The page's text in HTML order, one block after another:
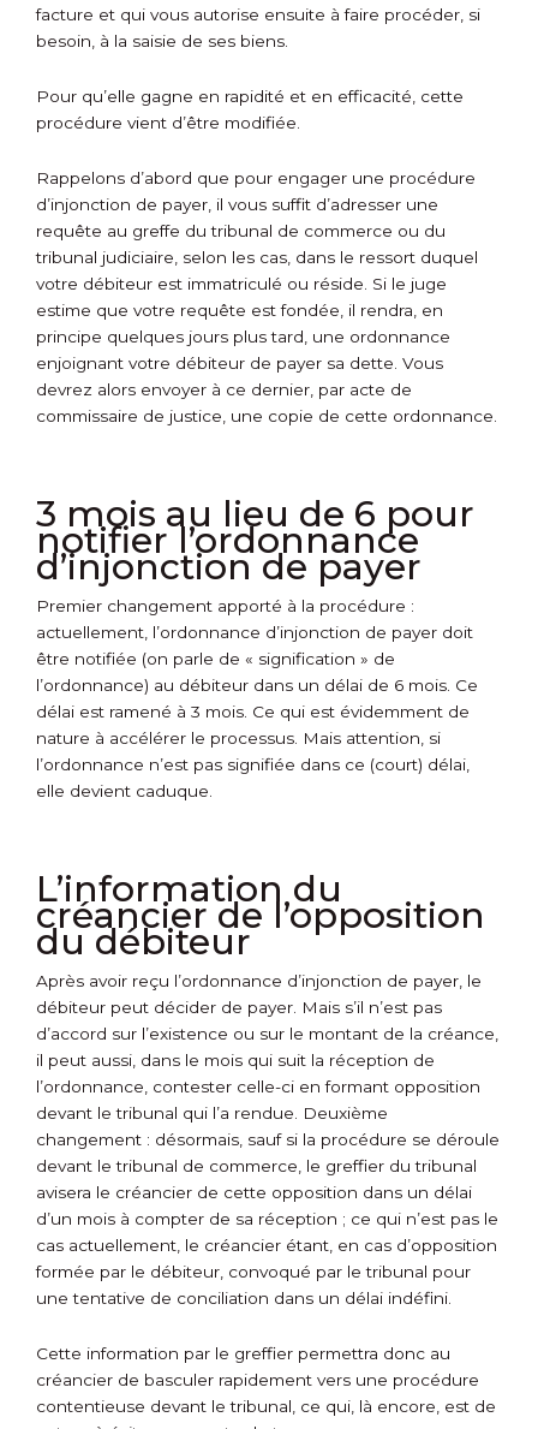
facture et qui vous autorise ensuite à faire procéder, si
besoin, à la saisie de ses biens.
Pour qu’elle gagne en rapidité et en efficacité, cette
procédure vient d’être modifiée.
Rappelons d’abord que pour engager une procédure
d’injonction de payer, il vous suffit d’adresser une
requête au greffe du tribunal de commerce ou du
tribunal judiciaire, selon les cas, dans le ressort duquel
votre débiteur est immatriculé ou réside. Si le juge
estime que votre requête est fondée, il rendra, en
principe quelques jours plus tard, une ordonnance
enjoignant votre débiteur de payer sa dette. Vous
devrez alors envoyer à ce dernier, par acte de
commissaire de justice, une copie de cette ordonnance.
3 mois au lieu de 6 pour
notifier l’ordonnance
d’injonction de payer
Premier changement apporté à la procédure :
actuellement, l’ordonnance d’injonction de payer doit
être notifiée (on parle de « signification » de
l’ordonnance) au débiteur dans un délai de 6 mois. Ce
délai est ramené à 3 mois. Ce qui est évidemment de
nature à accélérer le processus. Mais attention, si
l’ordonnance n’est pas signifiée dans ce (court) délai,
elle devient caduque.
L’information du
créancier de l’opposition
du débiteur
Après avoir reçu l’ordonnance d’injonction de payer, le
débiteur peut décider de payer. Mais s’il n’est pas
d’accord sur l’existence ou sur le montant de la créance,
il peut aussi, dans le mois qui suit la réception de
l’ordonnance, contester celle-ci en formant opposition
devant le tribunal qui l’a rendue. Deuxième
changement : désormais, sauf si la procédure se déroule
devant le tribunal de commerce, le greffier du tribunal
avisera le créancier de cette opposition dans un délai
d’un mois à compter de sa réception ; ce qui n’est pas le
cas actuellement, le créancier étant, en cas d’opposition
formée par le débiteur, convoqué par le tribunal pour
une tentative de conciliation dans un délai indéfini.
Cette information par le greffier permettra donc au
créancier de basculer rapidement vers une procédure
contentieuse devant le tribunal, ce qui, là encore, est de